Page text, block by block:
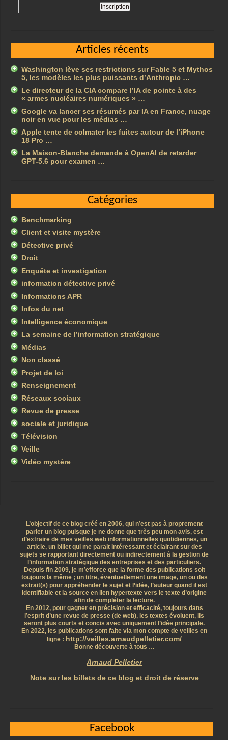
Articles récents
Washington lève ses restrictions sur Fable 5 et Mythos
5, les modèles les plus puissants d’Anthropic …
Le directeur de la CIA compare l’IA de pointe à des
« armes nucléaires numériques » …
Google va lancer ses résumés par IA en France, nuage
noir en vue pour les médias …
Apple tente de colmater les fuites autour de l’iPhone
18 Pro …
La Maison-Blanche demande à OpenAI de retarder
GPT-5.6 pour examen …
Catégories
Benchmarking
Client et visite mystère
Détective privé
Droit
Enquête et investigation
information détective privé
Informations APR
Infos du net
Intelligence économique
La semaine de l’information stratégique
Médias
Non classé
Projet de loi
Renseignement
Réseaux sociaux
Revue de presse
sociale et juridique
Télévision
Veille
Vidéo mystère
L’objectif de ce blog créé en 2006, qui n’est pas à proprement
parler un blog puisque je ne donne que très peu mon avis, est
d’extraire de mes veilles web informationnelles quotidiennes, un
article, un billet qui me parait intéressant et éclairant sur des
sujets se rapportant directement ou indirectement à la gestion de
l’information stratégique des entreprises et des particuliers.
Depuis fin 2009, je m’efforce que la forme des publications soit
toujours la même ; un titre, éventuellement une image, un ou des
extrait(s) pour appréhender le sujet et l’idée, l’auteur quand il est
identifiable et la source en lien hypertexte vers le texte d’origine
afin de compléter la lecture.
En 2012, pour gagner en précision et efficacité, toujours dans
l’esprit d’une revue de presse (de web), les textes évoluent, ils
seront plus courts et concis avec uniquement l’idée principale.
En 2022, les publications sont faite via mon compte de veilles en
ligne : http://veilles.arnaudpelletier.com/
Bonne découverte à tous …
Arnaud Pelletier
Note sur les billets de ce blog et droit de réserve
Facebook